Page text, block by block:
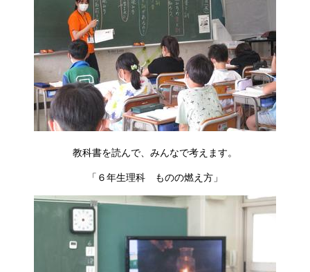
教科書を読んで、みんなで考えます。
「６年生理科 ものの燃え方」